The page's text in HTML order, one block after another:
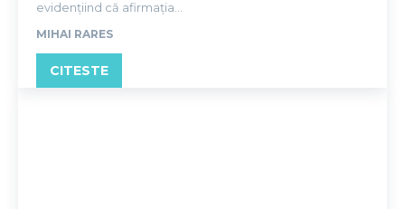
evidențiind că afirmația...
MIHAI RARES
CITESTE